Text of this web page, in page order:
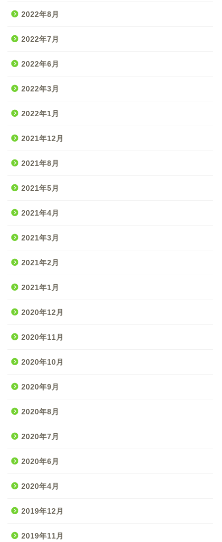
2022年8月
2022年7月
2022年6月
2022年3月
2022年1月
2021年12月
2021年8月
2021年5月
2021年4月
2021年3月
2021年2月
2021年1月
2020年12月
2020年11月
2020年10月
2020年9月
2020年8月
2020年7月
2020年6月
2020年4月
2019年12月
2019年11月